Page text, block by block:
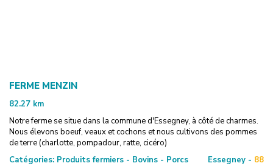
FERME MENZIN
82.27 km
Notre ferme se situe dans la commune d'Essegney, à côté de charmes.
Nous élevons boeuf, veaux et cochons et nous cultivons des pommes
de terre (charlotte, pompadour, ratte, cicéro)
Catégories: Produits fermiers - Bovins - Porcs Essegney - 88